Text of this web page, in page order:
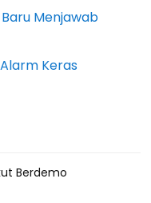
Baru Menjawab
Keras
Berdemo